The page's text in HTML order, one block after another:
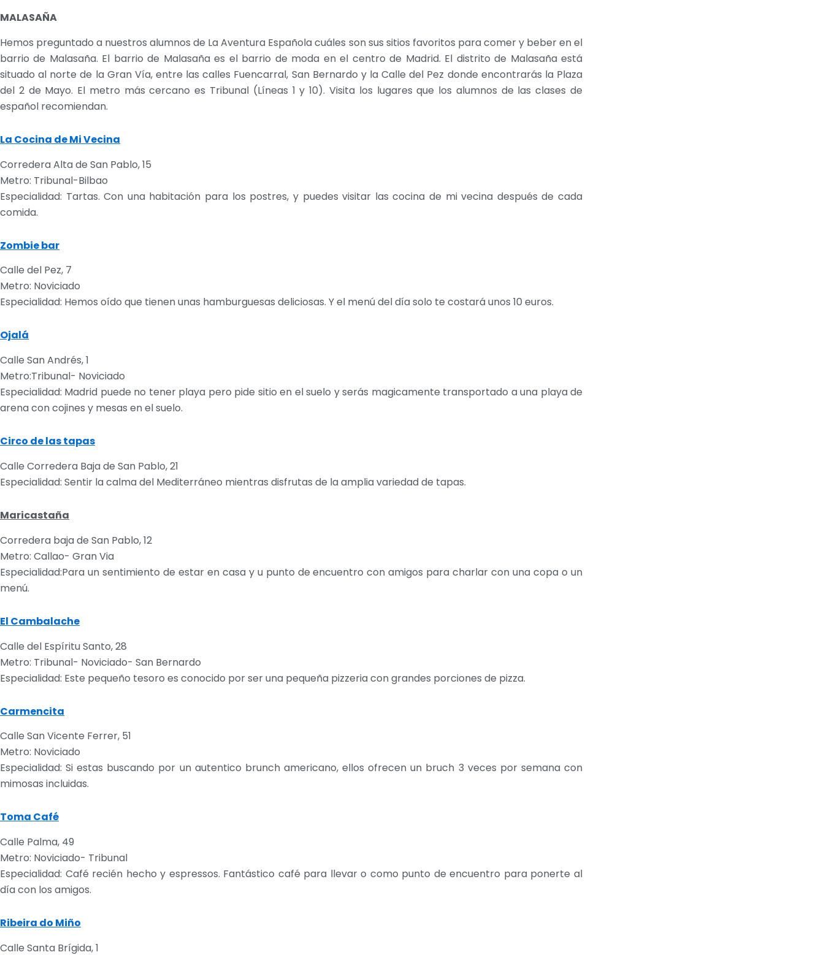
MALASAÑA
Hemos preguntado a nuestros alumnos de La Aventura Española cuáles son sus sitios favoritos para comer y beber en el
barrio de Malasaña. El barrio de Malasaña es el barrio de moda en el centro de Madrid. El distrito de Malasaña está
situado al norte de la Gran Vía, entre las calles Fuencarral, San Bernardo y la Calle del Pez donde encontrarás la Plaza
del 2 de Mayo. El metro más cercano es Tribunal (Líneas 1 y 10). Visita los lugares que los alumnos de las clases de
español recomiendan.
La Cocina de Mi Vecina
Corredera Alta de San Pablo, 15
Metro: Tribunal-Bilbao
Especialidad: Tartas. Con una habitación para los postres, y puedes visitar las cocina de mi vecina después de cada
comida.
Zombie bar
Calle del Pez, 7
Metro: Noviciado
Especialidad: Hemos oído que tienen unas hamburguesas deliciosas. Y el menú del día solo te costará unos 10 euros.
Ojalá
Calle San Andrés, 1
Metro:Tribunal- Noviciado
Especialidad: Madrid puede no tener playa pero pide sitio en el suelo y serás magicamente transportado a una playa de
arena con cojines y mesas en el suelo.
Circo de las tapas
Calle Corredera Baja de San Pablo, 21
Especialidad: Sentir la calma del Mediterráneo mientras disfrutas de la amplia variedad de tapas.
Maricastaña
Corredera baja de San Pablo, 12
Metro: Callao- Gran Via
Especialidad:Para un sentimiento de estar en casa y u punto de encuentro con amigos para charlar con una copa o un
menú.
El Cambalache
Calle del Espíritu Santo, 28
Metro: Tribunal- Noviciado- San Bernardo
Especialidad: Este pequeño tesoro es conocido por ser una pequeña pizzeria con grandes porciones de pizza.
Carmencita
Calle San Vicente Ferrer, 51
Metro: Noviciado
Especialidad: Si estas buscando por un autentico brunch americano, ellos ofrecen un bruch 3 veces por semana con
mimosas incluidas.
Toma Café
Calle Palma, 49
Metro: Noviciado- Tribunal
Especialidad: Café recién hecho y espressos. Fantástico café para llevar o como punto de encuentro para ponerte al
día con los amigos.
Ribeira do Miño
Calle Santa Brígida, 1